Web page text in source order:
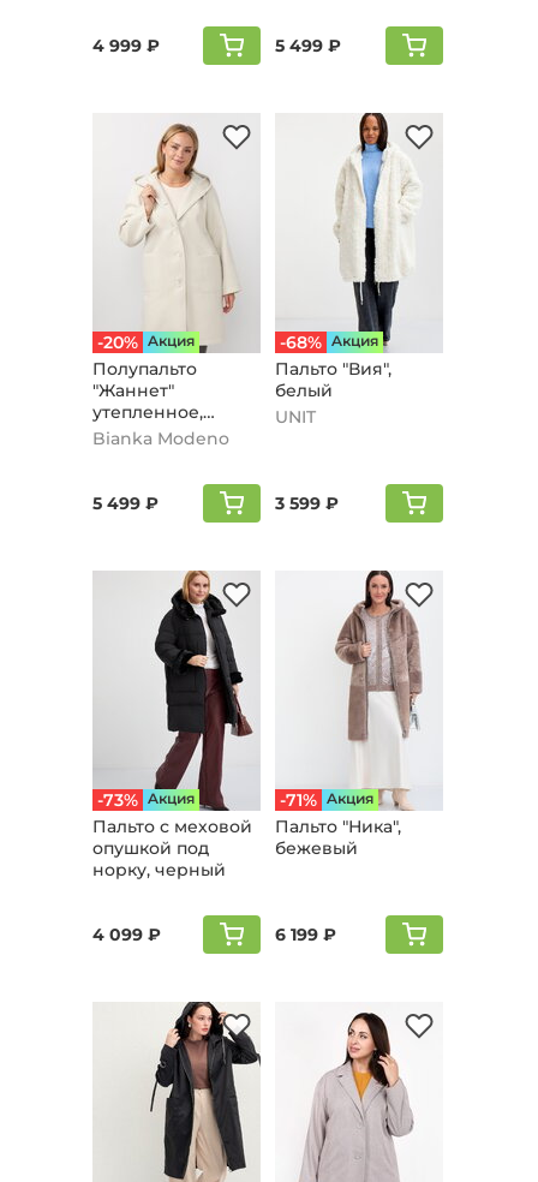
4 999 ₽ 5 499 ₽
-20% Aкция
Полупальто
"Жаннет"
утепленное,
молочный
Bianka Modeno
5 499 ₽
-68% Aкция
Пальто "Вия",
белый
UNIT
3 599 ₽
-73% Aкция
Пальто с меховой
опушкой под
норку, черный
4 099 ₽
-71% Aкция
Пальто "Ника",
бежевый
6 199 ₽